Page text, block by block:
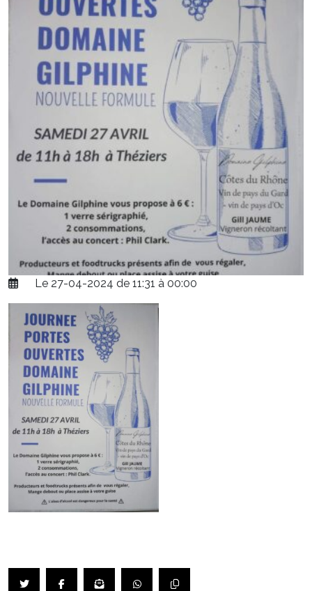
Le 27-04-2024 de 11:31 à 00:00